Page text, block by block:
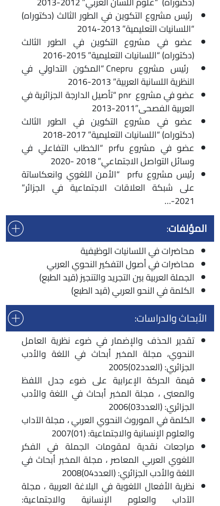
رئيس مشروع التكوين في الطور الثالث (دكتوراه)
“اللسانيات التعليمية” 2013-2014
عضو في مشروع التكوين في الطور الثالث
(دكتوراه) “اللسانيات التعليمية” 2015-2016
رئيس مشروع Cnepru “المكون التداولي في
النظرية اللسانية العربية” 2013-2016
عضو في مشروع pnr “تأصيل الدارجة الجزائرية في
العربية الفصحى”2011-2013
عضو في مشروع التكوين في الطور الثالث
(دكتوراه) “اللسانيات التعليمية” 2017-2018
عضو في مشروع prfu “الخطاب التفاعلي في
وسائل التواصل الاجتماعي” 2018 -2020
رئيس مشروع prfu “الأمن اللغوي وانعكاساتة
على شبكة العلاقات الاجتماعية في الجزائر”
2021-…
المؤلفات:
محاضرات في اللسانيات الوظيفية
محاضرات في أصول التفكير النحوي العربي
الجملة العربية بين التجريد والتنجيز (قيد الطبع)
الكلمة في النحو العربي (قيد الطبع)
الأبحاث والدراسات:
تقدير الحذف والإضمار في ضوء نظرية العامل
النحوي، مجلة المخبر أبحاث في اللغة والأدب
الجزائري: (العدد02)2005
قيمة الحركة الإعرابية على ضوء جدل اللفظ
والمعنى ، مجلة المخبر أبحاث في اللغة والأدب
الجزائري: (العدد03)2006
الكلمة في الموروث النحوي العربي ، مجلة الآداب
والعلوم الإنسانية والاجتماعية: (01)2007
مراجعات نقدية لمقومات الجملة في الفكر
اللغوي العربي المعاصر ، مجلة المخبر أبحاث في
اللغة والأدب الجزائري: (العدد04)2008
نظرية الأفعال اللغوية في البلاغة العربية ، مجلة
الآداب والعلوم الإنسانية والاجتماعية: